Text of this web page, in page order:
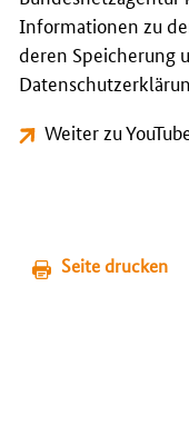
Informationen zu
deren Speicherung
Weiter zu
Seite drucken